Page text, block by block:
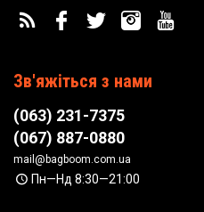
Зв'яжіться з нами
(063) 231-7375
(067) 887-0880
mail@bagboom.com.ua
Пн—Нд 8:30—21:00